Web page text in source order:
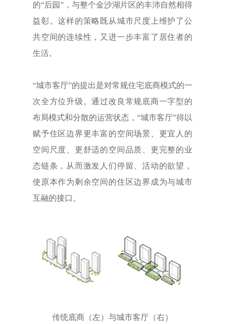
的“后园”，与整个金沙湖片区的丰沛自然相得
益彰。这样的策略既从城市尺度上维护了公
共空间的连续性，又进一步丰富了居住者的
生活。
“城市客厅”的提出是对常规住宅底商模式的一
次全方位升级。通过改良常规底商一字型的
布局模式和分散的运营状态，“城市客厅”得以
赋予住区边界更丰富的空间场景、更宜人的
空间尺度、更舒适的空间品质、更完整的业
态链条，从而激发人们停留、活动的欲望，
使原本作为剩余空间的住区边界成为与城市
互融的接口。
传统底商（左）与城市客厅（右）